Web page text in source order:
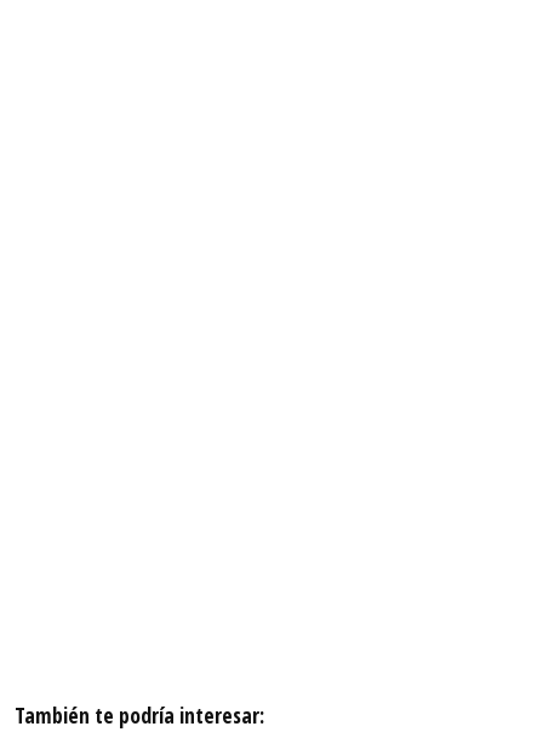
También te podría interesar: